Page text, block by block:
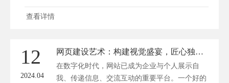
世界的每个角落。人们通过网络交流、学习、工
多元宇宙网站，让用户一键穿越语言障碍，畅游
虚拟世界。 一、网站...
查看详情
12
2024.04
网页建设艺术：构建视觉盛宴，匠心独运的线上家园
在数字化时代，网站已成为企业与个人展示自
我、传递信息、交流互动的重要平台。一个好的